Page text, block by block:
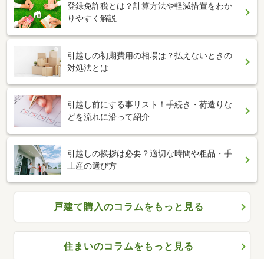
登録免許税とは？計算方法や軽減措置をわか
りやすく解説
引越しの初期費用の相場は？払えないときの
対処法とは
引越し前にする事リスト！手続き・荷造りな
どを流れに沿って紹介
引越しの挨拶は必要？適切な時間や粗品・手
土産の選び方
戸建て購入のコラムをもっと見る
住まいのコラムをもっと見る